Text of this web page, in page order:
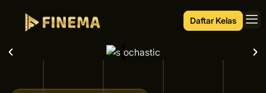
Daftar Kelas